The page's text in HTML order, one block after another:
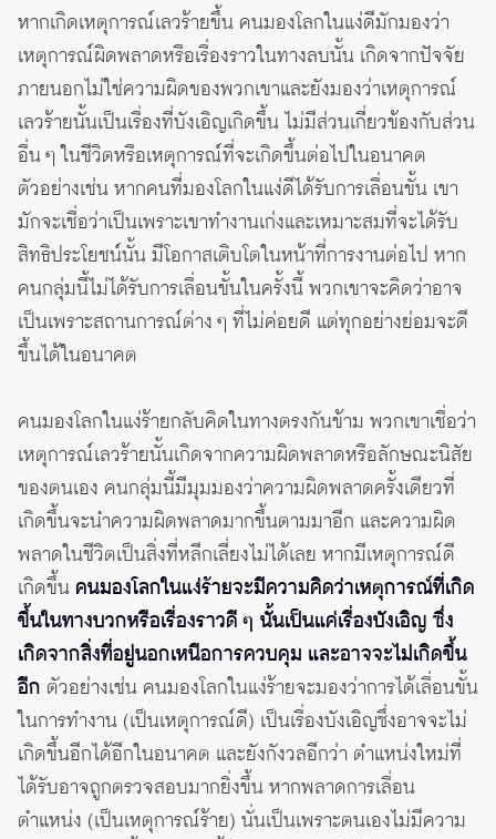
หากเกิดเหตุการณ์เลวร้ายขึ้น คนมองโลกในแง่ดีมักมองว่า
เหตุการณ์ผิดพลาดหรือเรื่องราวในทางลบนั้น เกิดจากปัจจัย
ภายนอกไม่ใช่ความผิดของพวกเขาและยังมองว่าเหตุการณ์
เลวร้ายนั้นเป็นเรื่องที่บังเอิญเกิดขึ้น ไม่มีส่วนเกี่ยวข้องกับส่วน
อื่น ๆ ในชีวิตหรือเหตุการณ์ที่จะเกิดขึ้นต่อไปในอนาคต
ตัวอย่างเช่น หากคนที่มองโลกในแง่ดีได้รับการเลื่อนขั้น เขา
มักจะเชื่อว่าเป็นเพราะเขาทำงานเก่งและเหมาะสมที่จะได้รับ
สิทธิประโยชน์นั้น มีโอกาสเติบโตในหน้าที่การงานต่อไป หาก
คนกลุ่มนี้ไม่ได้รับการเลื่อนขั้นในครั้งนี้ พวกเขาจะคิดว่าอาจ
เป็นเพราะสถานการณ์ต่าง ๆ ที่ไม่ค่อยดี แต่ทุกอย่างย่อมจะดี
ขึ้นได้ในอนาคต
คนมองโลกในแง่ร้ายกลับคิดในทางตรงกันข้าม พวกเขาเชื่อว่า
เหตุการณ์เลวร้ายนั้นเกิดจากความผิดพลาดหรือลักษณะนิสัย
ของตนเอง คนกลุ่มนี้มีมุมมองว่าความผิดพลาดครั้งเดียวที่
เกิดขึ้นจะนำความผิดพลาดมากขึ้นตามมาอีก และความผิด
พลาดในชีวิตเป็นสิ่งที่หลีกเลี่ยงไม่ได้เลย หากมีเหตุการณ์ดี
เกิดขึ้น คนมองโลกในแง่ร้ายจะมีความคิดว่าเหตุการณ์ที่เกิด
ขึ้นในทางบวกหรือเรื่องราวดี ๆ นั้นเป็นแค่เรื่องบังเอิญ ซึ่ง
เกิดจากสิ่งที่อยู่นอกเหนือการควบคุม และอาจจะไม่เกิดขึ้น
อีก ตัวอย่างเช่น คนมองโลกในแง่ร้ายจะมองว่าการได้เลื่อนขั้น
ในการทำงาน (เป็นเหตุการณ์ดี) เป็นเรื่องบังเอิญซึ่งอาจจะไม่
เกิดขึ้นอีกได้อีกในอนาคต และยังกังวลอีกว่า ตำแหน่งใหม่ที่
ได้รับอาจถูกตรวจสอบมากยิ่งขึ้น หากพลาดการเลื่อน
ตำแหน่ง (เป็นเหตุการณ์ร้าย) นั่นเป็นเพราะตนเองไม่มีความ